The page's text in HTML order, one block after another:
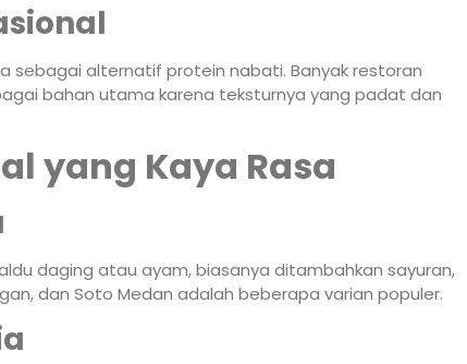
sebagai alternatif protein nabati. Banyak restoran
bahan utama karena teksturnya yang padat dan
yang Kaya Rasa
daging atau ayam, biasanya ditambahkan sayuran,
dan Soto Medan adalah beberapa varian populer.